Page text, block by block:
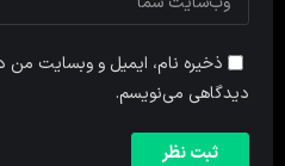
ذخیره نام، ایمیل و وبسایت من
دیدگاهی می‌نویسم.